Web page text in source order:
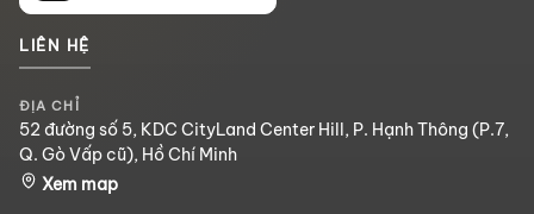
LIÊN HỆ
ĐỊA CHỈ
52 đường số 5, KDC CityLand Center Hill, P. Hạnh Thông (P.7,
Q. Gò Vấp cũ), Hồ Chí Minh
Xem map